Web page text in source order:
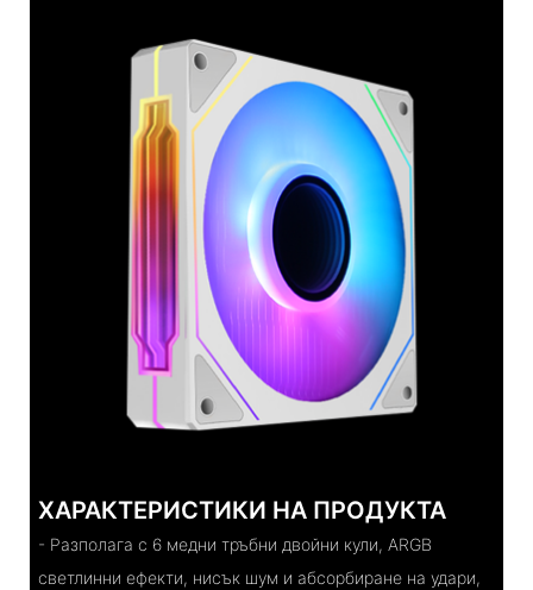
ХАРАКТЕРИСТИКИ НА ПРОДУКТА
- Разполага с 6 медни тръбни двойни кули, ARGB
светлинни ефекти, нисък шум и абсорбиране на удари,